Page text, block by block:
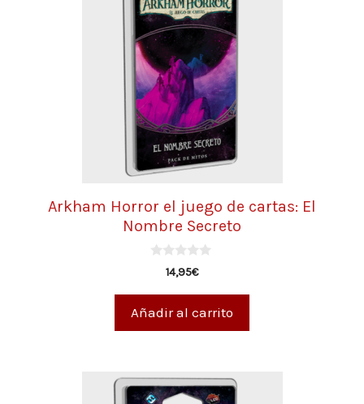
Arkham Horror el juego de cartas: El
Nombre Secreto
14,95€
Añadir al carrito